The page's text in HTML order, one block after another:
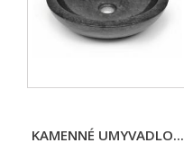
KAMENNÉ UMYVADLO...